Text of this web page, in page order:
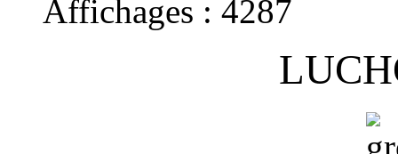
Affichages : 4287